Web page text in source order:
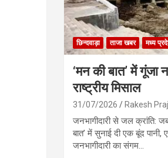
छिन्दवाड़ा ताजा खबर मध्य
‘मन की बात’ में
राष्ट्रीय मिसाल
31/07/2026 Rakesh
जनभागीदारी से जल क्रांति:
बात’ में सुनाई दी एक बूंद
जनभागीदारी का संगम…